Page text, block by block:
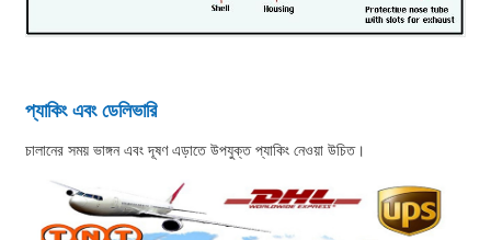
প্যাকিং এবং ডেলিভারি
চালানের সময় ভাঙ্গন এবং দূষণ এড়াতে উপযুক্ত প্যাকিং নেওয়া উচিত।